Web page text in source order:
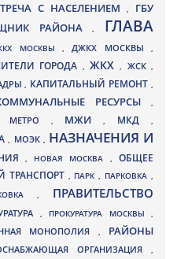
С НАСЕЛЕНИЕМ , ГБУ
РАЙОНА, ГЛАВА
МОСКВЫ ,ДЖКХ МОСКВЫ ,
ГОРОДА , ЖКХ, ЖСК,
, КАПИТАЛЬНЫЙ РЕМОНТ ,
РЕСУРСЫ,
МЕТРО , МЖИ, МКД ,
, МОЭК , НАЗНАЧЕНИЯ И
, НОВАЯ МОСКВА ,ОБЩЕЕ
ТРАНСПОРТ , ПАРК, ПАРКОВКА ,
, ПРАВИТЕЛЬСТВО
, ПРОКУРАТУРА МОСКВЫ ,
МОНОПОЛИЯ , РАЙОНЫ
ОРГАНИЗАЦИЯ ,